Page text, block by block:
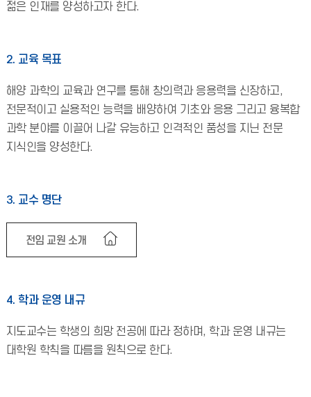
젊은 인재를 양성하고자 한다.
2. 교육 목표
해양 과학의 교육과 연구를 통해 창의력과 응용력을 신장하고,
전문적이고 실용적인 능력을 배양하여 기초와 응용 그리고 융복합
과학 분야를 이끌어 나갈 유능하고 인격적인 품성을 지닌 전문
지식인을 양성한다.
3. 교수 명단
전임 교원 소개
4. 학과 운영 내규
지도교수는 학생의 희망 전공에 따라 정하며, 학과 운영 내규는
대학원 학칙을 따름을 원칙으로 한다.